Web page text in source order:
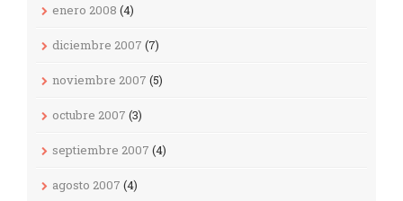
enero 2008 (4)
diciembre 2007 (7)
noviembre 2007 (5)
octubre 2007 (3)
septiembre 2007 (4)
agosto 2007 (4)